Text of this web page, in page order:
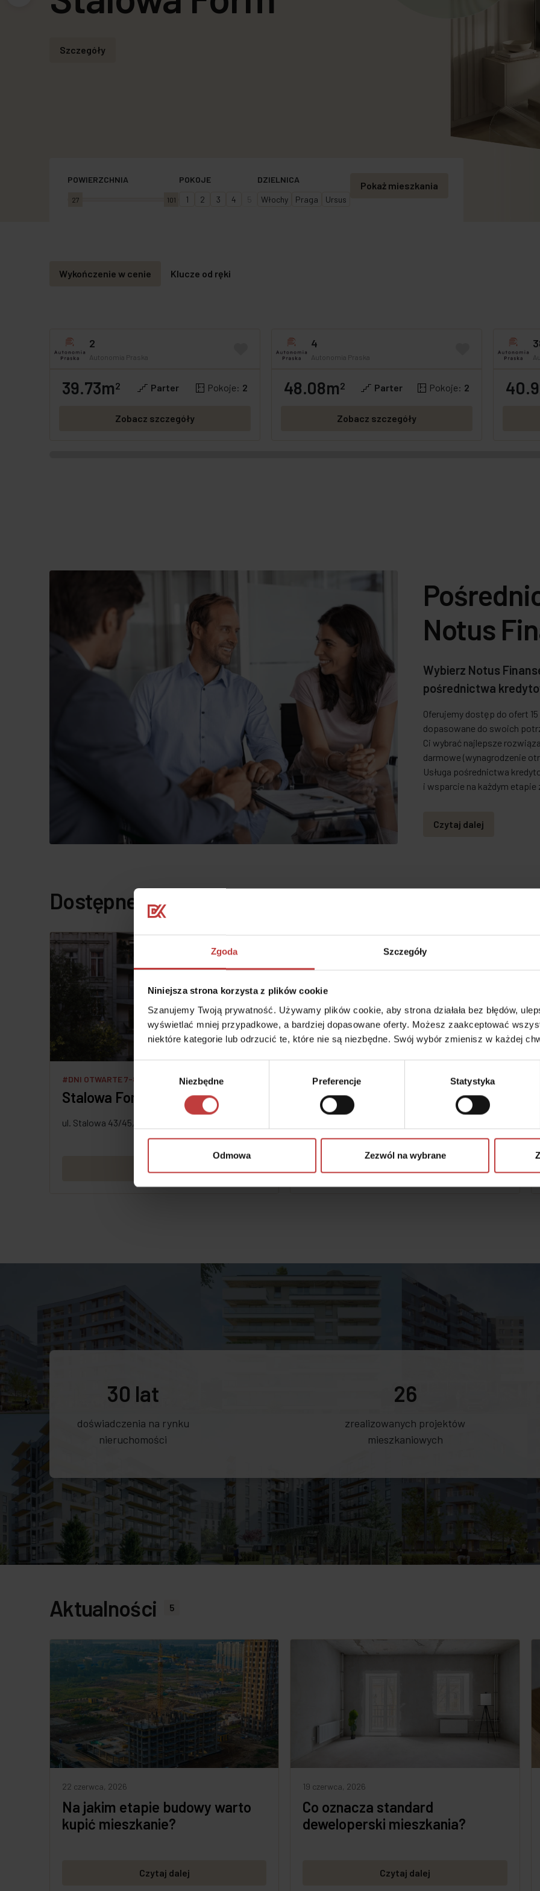
Zgoda Szczegóły
Niniejsza strona korzysta z plików cookie
Szanujemy Twoją prywatność. Używamy plików cookie, aby strona działała bez błędów,
wyświetlać mniej przypadkowe, a bardziej dopasowane oferty. Możesz zaakceptować
niektóre kategorie lub odrzucić te, które nie są niezbędne. Swój wybór zmienisz w każdej
zgody
Niezbędne Preferencje Statystyka
Odmowa Zezwól na wybrane
Autonomia Praska - zobacz mieszkania w Ofercie Specjalnej
Szczegóły
Więcej
POWIERZCHNIA
27 101
POKOJE
1
2 3 4
DZIELNICA
Włochy
Praga Ursus
Pokaż mieszkania
Wykończenie w cenie Klucze od ręki
2
Autonomia Praska
GOTOWE OFERTA SPECJALNA
39.73m2 Parter Pokoje: 2
Zobacz szczegóły
4
Autonomia Praska
GOTOWE OFERTA SPECJALNA
48.08m2 Parter Pokoje: 2
Zobacz szczegóły
GOTOWE
Notus
Wybierz Notus
pośrednictwa
Oferujemy dostęp do ofert
dopasowane do swoich
Ci wybrać najlepsze
darmowe (wynagrodzenie
Usługa pośrednictwa
i wsparcie na każdym
Czytaj dalej
Dostępne projekty mieszkaniowe
#DNI OTWARTE 7-8 SIERPNIA
Stalowa Form 43.45
ul. Stalowa 43/45, Warszawa-Praga
#WYKOŃCZENIE W CENIE
Autonomia Praska
30 lat
doświadczenia na rynku
nieruchomości
26
zrealizowanych projektów
mieszkaniowych
Aktualności 5
22 czerwca, 2026
Na jakim etapie budowy warto
kupić mieszkanie?
Czytaj dalej
19 czerwca, 2026
Co oznacza standard
deweloperski mieszkania?
Czytaj dalej